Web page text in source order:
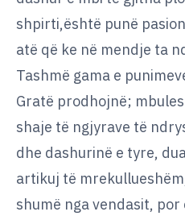
shpirti,është punë
atë që ke në mendje ta
Tashmë gama e
Gratë prodhojnë;
shaje të ngjyrave të
dhe dashurinë e tyre,
artikuj të
shumë nga vendasit,